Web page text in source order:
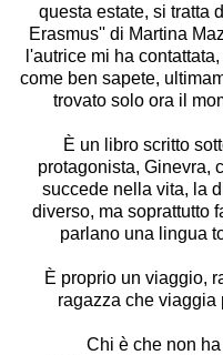
questa estate, si tratta
Erasmus'' di Martina
l'autrice mi ha
come ben sapete,
trovato solo ora il
È un libro scritto
protagonista, Ginevra,
succede nella vita, la
diverso, ma soprattutto
parlano una lingua
È proprio un viaggio,
ragazza che viaggia
Chi è che non